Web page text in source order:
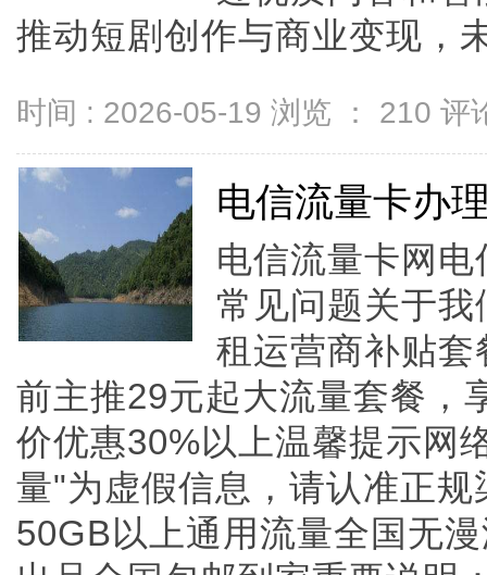
推动短剧创作与商业变现，
时间 : 2026-05-19 浏览 ： 210 评
电信流量卡办
电信流量卡网
常见问题关于我
租运营商补贴套
前主推29元起大流量套餐，
价优惠30%以上温馨提示网
量"为虚假信息，请认准正
50GB以上通用流量全国无